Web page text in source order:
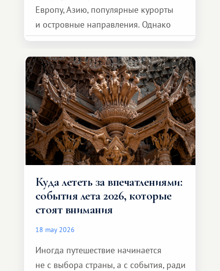
Европу, Азию, популярные курорты
и островные направления. Однако
возможности обменной системы
значительно шире. Среди них есть
и Африка — континент, который
способен подарить совершенно иной
формат путешествия.
Куда лететь за впечатлениями:
события лета 2026, которые
стоят внимания
18 may 2026
Иногда путешествие начинается
не с выбора страны, а с события, ради